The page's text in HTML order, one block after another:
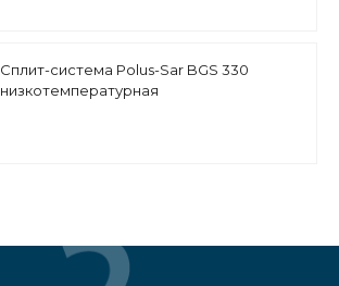
Сплит-система Polus-Sar BGS 330
низкотемпературная